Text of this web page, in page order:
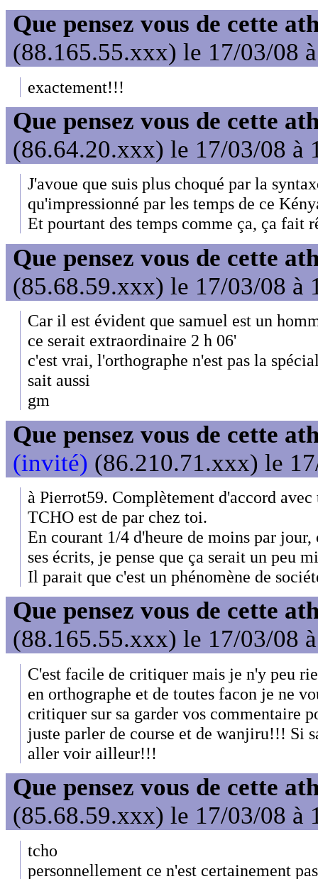
Que pensez vous de cette
(88.165.55.xxx) le 17/03/08
exactement!!!
Que pensez vous de cette
(86.64.20.xxx) le 17/03/08 à
J'avoue que suis plus choqué par la
qu'impressionné par les temps de ce
Et pourtant des temps comme ça, ça fait
Que pensez vous de cette
(85.68.59.xxx) le 17/03/08 à
Car il est évident que samuel est un
ce serait extraordinaire 2 h 06'
c'est vrai, l'orthographe n'est pas la
sait aussi
gm
Que pensez vous de cette
(invité) (86.210.71.xxx) le
à Pierrot59. Complètement d'accord
TCHO est de par chez toi.
En courant 1/4 d'heure de moins par jour,
ses écrits, je pense que ça serait un peu
Il parait que c'est un phénomène de
Que pensez vous de cette
(88.165.55.xxx) le 17/03/08
C'est facile de critiquer mais je n'y peu
en orthographe et de toutes facon je ne
critiquer sur sa garder vos commentaire
juste parler de course et de wanjiru!!! Si
aller voir ailleur!!!
Que pensez vous de cette
(85.68.59.xxx) le 17/03/08 à
tcho
personnellement ce n'est certainement